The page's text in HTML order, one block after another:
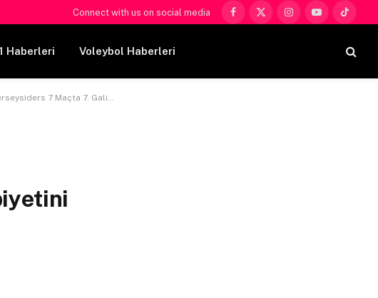
Connect with us on social media
Facebook
X
InstagramYouTubeTikTok
Haberleri Voleybol Haberleri
7 Maçta 7. Galibiyetini Aldı